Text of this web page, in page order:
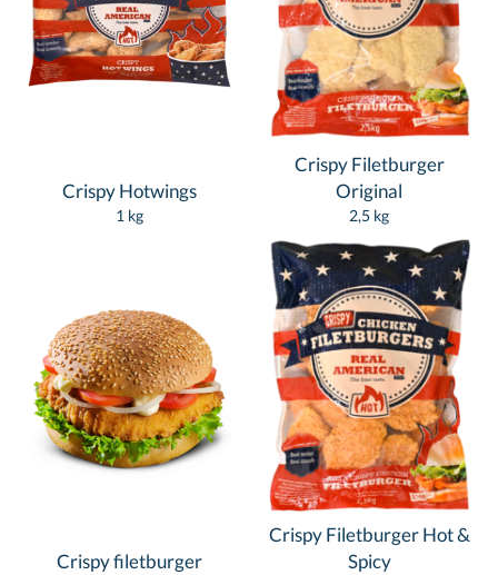
Crispy Hotwings
1 kg
Crispy Filetburger
Original
2,5 kg
Crispy filetburger
Crispy Filetburger Hot &
Spicy